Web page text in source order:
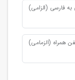
به فارسی (الزامی)
همراه (الزمامی)